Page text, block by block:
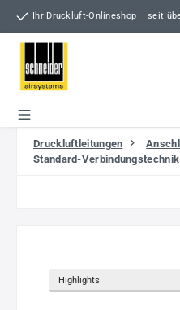
Zum Hauptinhalt springen
Ihr Druckluft-Onlineshop – seit
Druckluftleitungen
Standard-Verbindungstechnik